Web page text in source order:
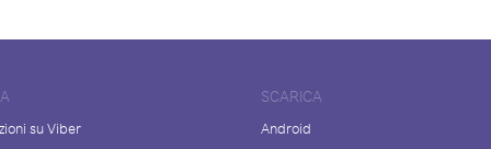
su Viber
SCARICA
Android